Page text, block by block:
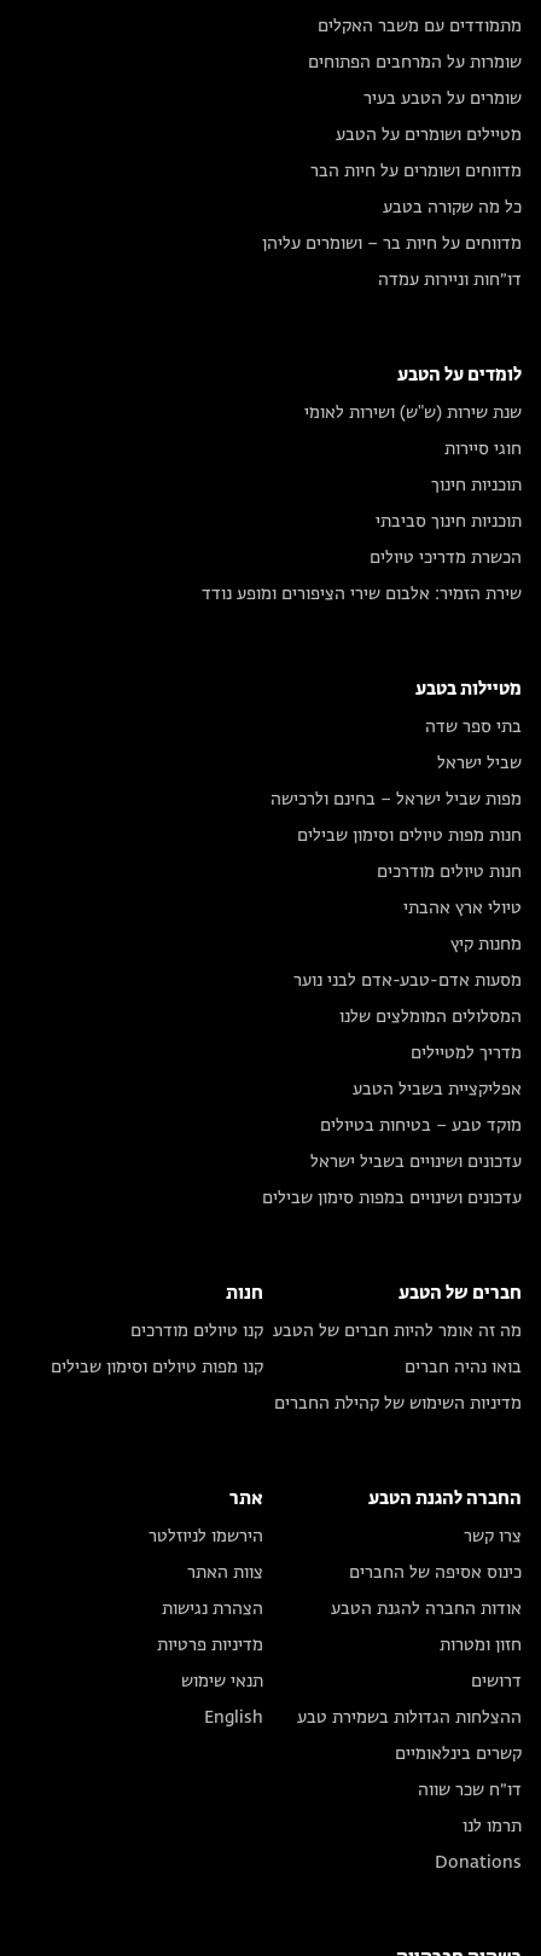
מתמודדים עם משבר האקלים
שומרות על המרחבים הפתוחים
שומרים על הטבע בעיר
מטיילים ושומרים על הטבע
מדווחים ושומרים על חיות הבר
כל מה שקורה בטבע
מדווחים על חיות בר – ושומרים עליהן
דו״חות וניירות עמדה
לומדים על הטבע
שנת שירות (ש"ש) ושירות לאומי
חוגי סיירות
תוכניות חינוך
תוכניות חינוך סביבתי
הכשרת מדריכי טיולים
שירת הזמיר: אלבום שירי הציפורים ומופע נודד
מטיילות בטבע
בתי ספר שדה
שביל ישראל
מפות שביל ישראל – בחינם ולרכישה
חנות מפות טיולים וסימון שבילים
חנות טיולים מודרכים
טיולי ארץ אהבתי
מחנות קיץ
מסעות אדם-טבע-אדם לבני נוער
המסלולים המומלצים שלנו
מדריך למטיילים
אפליקציית בשביל הטבע
מוקד טבע – בטיחות בטיולים
עדכונים ושינויים בשביל ישראל
עדכונים ושינויים במפות סימון שבילים
חברים של הטבע
מה זה אומר להיות חברים של הטבע
בואו נהיה חברים
מדיניות השימוש של קהילת החברים
חנות
קנו טיולים מודרכים
קנו מפות טיולים וסימון שבילים
החברה להגנת הטבע
צרו קשר
כינוס אסיפה של החברים
אודות החברה להגנת הטבע
חזון ומטרות
דרושים
ההצלחות הגדולות בשמירת טבע
קשרים בינלאומיים
דו״ח שכר שווה
תרמו לנו
Donations
אתר
הירשמו לניוזלטר
צוות האתר
הצהרת נגישות
מדיניות פרטיות
תנאי שימוש
English